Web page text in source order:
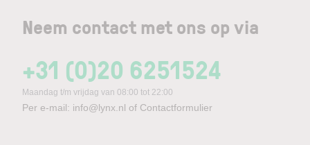
Neem contact met ons op via
+31 (0)20 6251524
Maandag t/m vrijdag van 08:00 tot 22:00
Per e-mail: info@lynx.nl of Contactformulier